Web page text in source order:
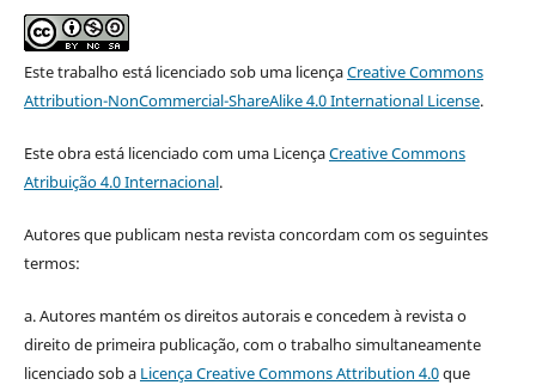
Este trabalho está licenciado sob uma licençaCreative Commons
Attribution-NonCommercial-ShareAlike 4.0 International License.
Este obra está licenciado com uma LicençaCreative Commons
Atribuição 4.0 Internacional.
Autores que publicam nesta revista concordam com os seguintes
termos:
a. Autores mantém os direitos autorais e concedem à revista o
direito de primeira publicação, com o trabalho simultaneamente
licenciado sob a Licença Creative Commons Attribution 4.0que